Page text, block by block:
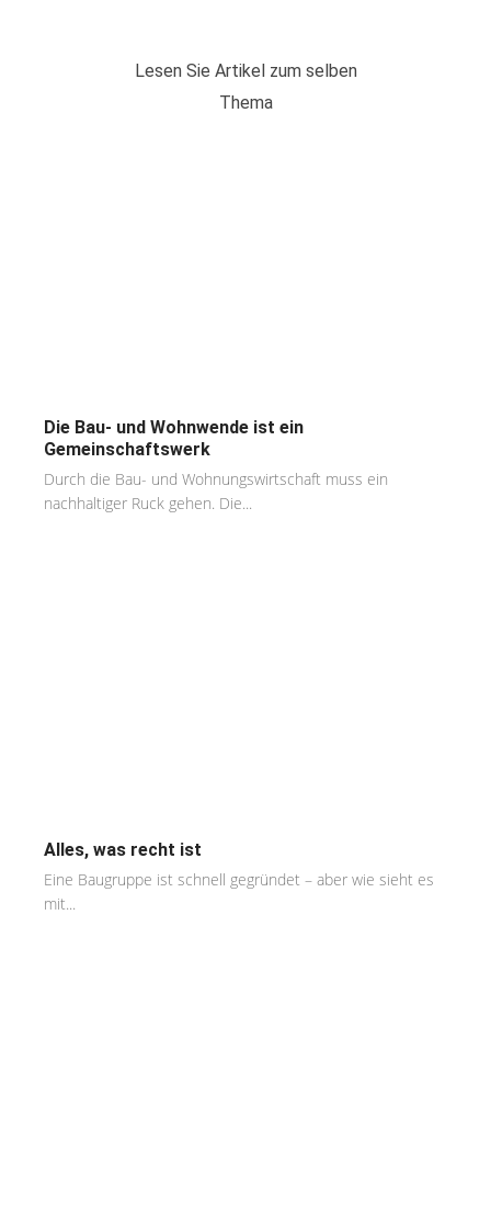
Lesen Sie Artikel zum selben
Thema
Die Bau- und Wohnwende ist ein
Gemeinschaftswerk
Durch die Bau- und Wohnungswirtschaft muss ein
nachhaltiger Ruck gehen. Die...
Alles, was recht ist
Eine Baugruppe ist schnell gegründet – aber wie sieht es
mit...